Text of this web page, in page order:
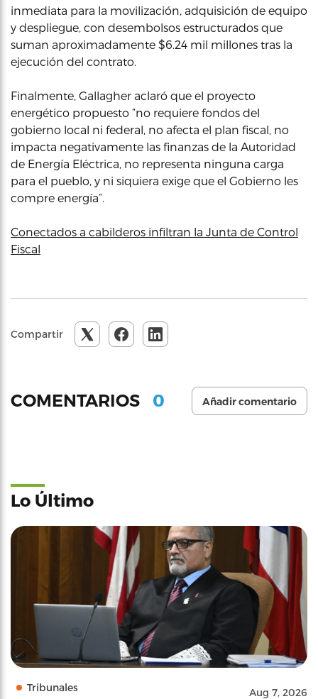
inmediata para la movilización, adquisición de equipo
y despliegue, con desembolsos estructurados que
suman aproximadamente $6.24 mil millones tras la
ejecución del contrato.
Finalmente, Gallagher aclaró que el proyecto
energético propuesto “no requiere fondos del
gobierno local ni federal, no afecta el plan fiscal, no
impacta negativamente las finanzas de la Autoridad
de Energía Eléctrica, no representa ninguna carga
para el pueblo, y ni siquiera exige que el Gobierno les
compre energía”.
Conectados a cabilderos infiltran la Junta de Control
Fiscal
Compartir
COMENTARIOS 0 Añadir comentario
Lo Último
Tribunales Aug 7, 2026